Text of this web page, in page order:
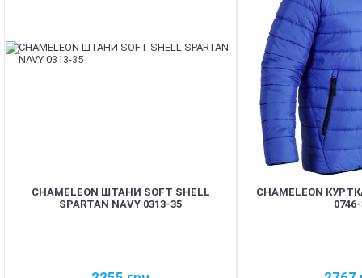
CHAMELEON ШТАНИ SOFT SHELL
SPARTAN NAVY 0313-35
CHAMELEON